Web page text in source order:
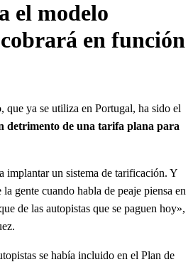
el modelo
en función
que ya se utiliza en Portugal, ha sido el
detrimento de una tarifa plana para
implantar un sistema de tarificación. Y
gente cuando habla de peaje piensa en
de las autopistas que se paguen hoy»,
se había incluido en el Plan de